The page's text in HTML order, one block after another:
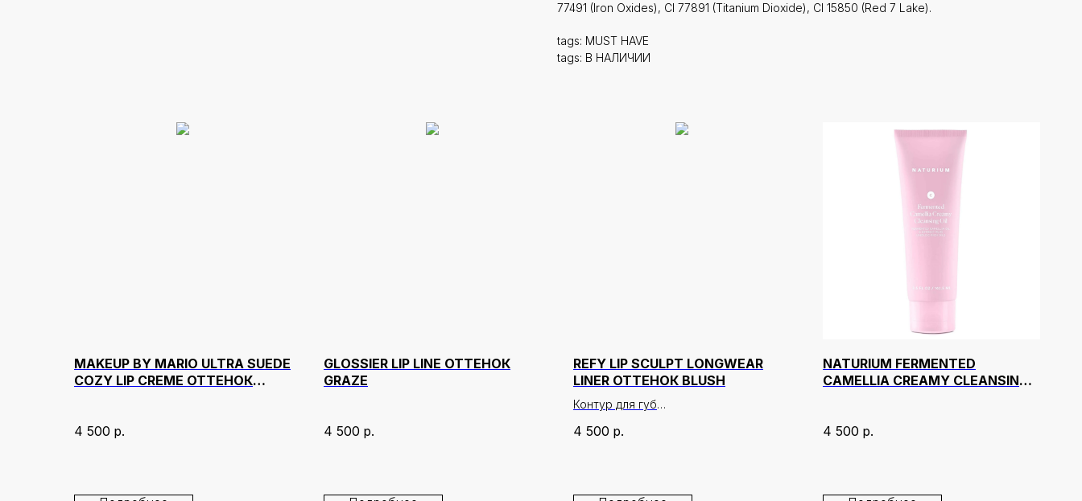
77491 (Iron Oxides), CI 77891 (Titanium Dioxide), CI 15850 (Red 7 Lake).
tags: MUST HAVE
tags: В НАЛИЧИИ
MAKEUP BY MARIO ULTRA SUEDE
COZY LIP CREME ОТТЕНОК
4 500 р.
GLOSSIER LIP LINE ОТТЕНОК
GRAZE
4 500 р.
REFY LIP SCULPT LONGWEAR
LINER ОТТЕНОК BLUSH
Контур для губ
Описание:
4 500 р.
NATURIUM FERMENTED
CAMELLIA CREAMY CLEANSING
4 500 р.